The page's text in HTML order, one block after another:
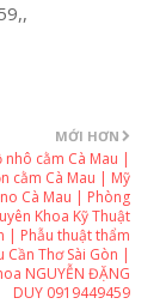
MỚI HƠN
nhô cằm Cà Mau |
cằm Cà Mau | Mỹ
Cà Mau | Phòng
Khoa Kỹ Thuật
| Phẫu thuật thẩm
Cần Thơ Sài Gòn |
NGUYỄN ĐẶNG
DUY 0919449459